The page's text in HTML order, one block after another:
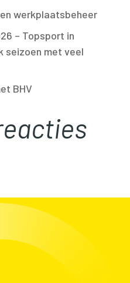
werkplaatsbeheer
– Topsport in
seizoen met veel
BHV